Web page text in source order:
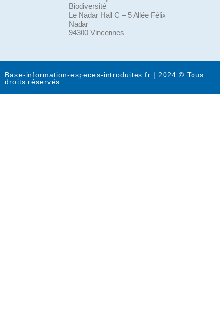
Biodiversité
Le Nadar Hall C – 5 Allée Félix
Nadar
94300 Vincennes
Base-information-especes-introduites.fr | 2024 © Tous
droits réservés